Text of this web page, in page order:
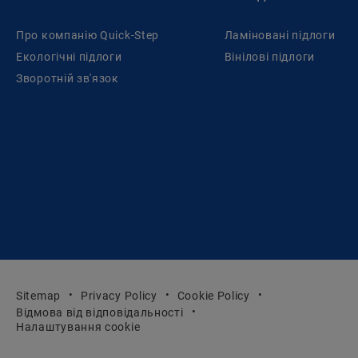
Про компанію Quick-Step
Екологічні підлоги
Зворотній зв'язок
Ламіновані підлоги
Вінілові підлоги
Sitemap Privacy Policy
Cookie Policy
Відмова від відповідальності
Налаштування cookie